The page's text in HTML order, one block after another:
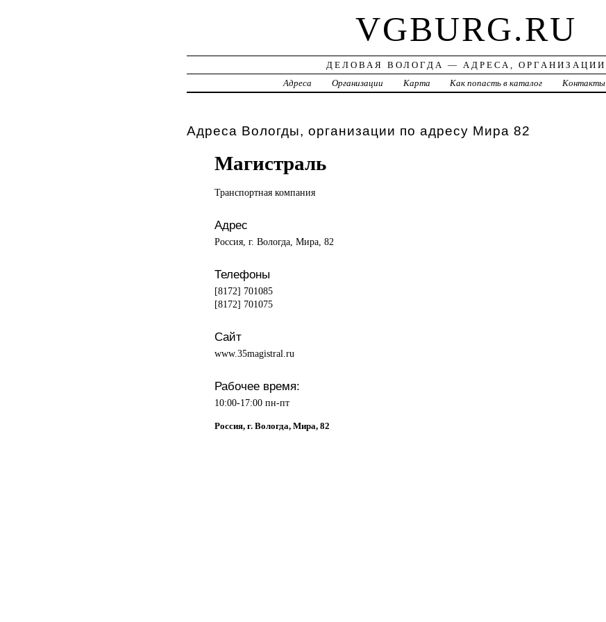
VGBURG.RU
ДЕЛОВАЯ ВОЛОГДА — АДРЕСА, ОРГАНИЗАЦИИ
Адреса
Организации Карта Как попасть в каталог Контакты
Адреса Вологды, организации по адресу Мира 82
Магистраль
Транспортная компания
Адрес
Россия, г. Вологда, Мира, 82
Телефоны
[8172] 701085
[8172] 701075
Сайт
www.35magistral.ru
Рабочее время:
10:00-17:00 пн-пт
Россия, г. Вологда, Мира, 82